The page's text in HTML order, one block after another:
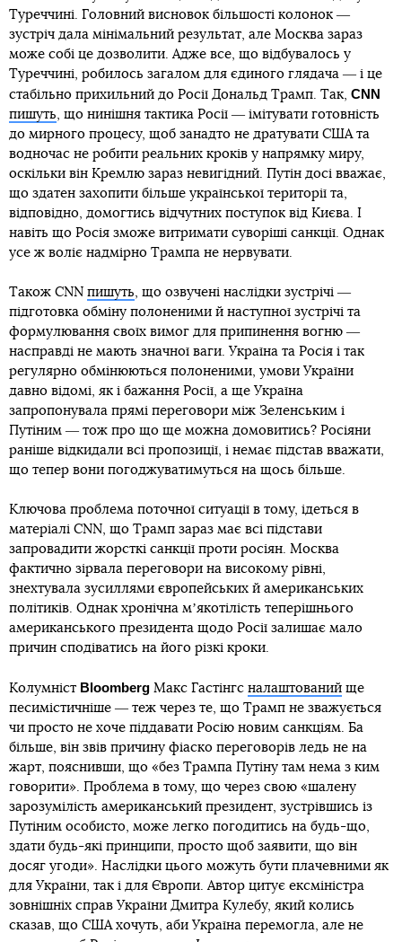
Туреччині. Головний висновок більшості колонок ―
зустріч дала мінімальний результат, але Москва зараз
може собі це дозволити. Адже все, що відбувалось у
Туреччині, робилось загалом для єдиного глядача ― і це
стабільно прихильний до Росії Дональд Трамп. Так, CNN
пишуть , що нинішня тактика Росії ― імітувати готовність
до мирного процесу, щоб занадто не дратувати США та
водночас не робити реальних кроків у напрямку миру,
оскільки він Кремлю зараз невигідний. Путін досі вважає,
що здатен захопити більше української території та,
відповідно, домогтись відчутних поступок від Києва. І
навіть що Росія зможе витримати суворіші санкції. Однак
усе ж воліє надмірно Трампа не нервувати.
Також CNN пишуть , що озвучені наслідки зустрічі ―
підготовка обміну полоненими й наступної зустрічі та
формулювання своїх вимог для припинення вогню ―
насправді не мають значної ваги. Україна та Росія і так
регулярно обмінюються полоненими, умови України
давно відомі, як і бажання Росії, а ще Україна
запропонувала прямі переговори між Зеленським і
Путіним ― тож про що ще можна домовитись? Росіяни
раніше відкидали всі пропозиції, і немає підстав вважати,
що тепер вони погоджуватимуться на щось більше.
Ключова проблема поточної ситуації в тому, ідеться в
матеріалі CNN, що Трамп зараз має всі підстави
запровадити жорсткі санкції проти росіян. Москва
фактично зірвала переговори на високому рівні,
знехтувала зусиллями європейських й американських
політиків. Однак хронічна мʼякотілість теперішнього
американського президента щодо Росії залишає мало
причин сподіватись на його різкі кроки.
Колумніст Bloomberg Макс Гастінгс налаштований ще
песимістичніше ― теж через те, що Трамп не зважується
чи просто не хоче піддавати Росію новим санкціям. Ба
більше, він звів причину фіаско переговорів ледь не на
жарт, пояснивши, що «без Трампа Путіну там нема з ким
говорити». Проблема в тому, що через свою «шалену
зарозумілість американський президент, зустрівшись із
Путіним особисто, може легко погодитись на будь-що,
здати будь-які принципи, просто щоб заявити, що він
досяг угоди». Наслідки цього можуть бути плачевними як
для України, так і для Європи. Автор цитує ексміністра
зовнішніх справ України Дмитра Кулебу, який колись
сказав, що США хочуть, аби Україна перемогла, але не